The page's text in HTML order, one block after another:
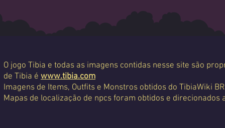
O jogo Tibia e todas as imagens contidas nesse site são
de Tibia é www.tibia.com
Imagens de Items, Outfits e Monstros obtidos do TibiaWiki
Mapas de localização de npcs foram obtidos e direcionados